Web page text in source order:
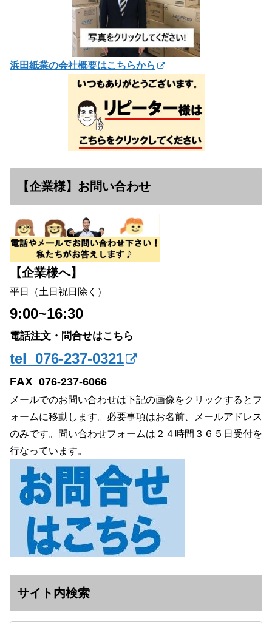
浜田紙業の会社概要はこちらから
【企業様】お問い合わせ
【企業様へ】
平日（土日祝日除く）
9:00~16:30
電話注文・問合せはこちら
tel 076-237-0321
FAX 076-237-6066
メールでのお問い合わせは下記の画像をクリックするとフ
ォームに移動します。必要事項はお名前、メールアドレス
のみです。問い合わせフォームは２４時間３６５日受付を
行なっています。
サイト内検索